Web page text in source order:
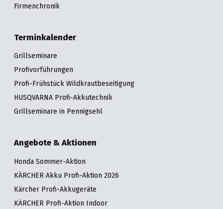
Firmenchronik
Terminkalender
Grillseminare
Profivorführungen
Profi-Frühstück Wildkrautbeseitigung
HUSQVARNA Profi-Akkutechnik
Grillseminare in Pennigsehl
Angebote & Aktionen
Honda Sommer-Aktion
KÄRCHER Akku Profi-Aktion 2026
Kärcher Profi-Akkugeräte
KÄRCHER Profi-Aktion Indoor